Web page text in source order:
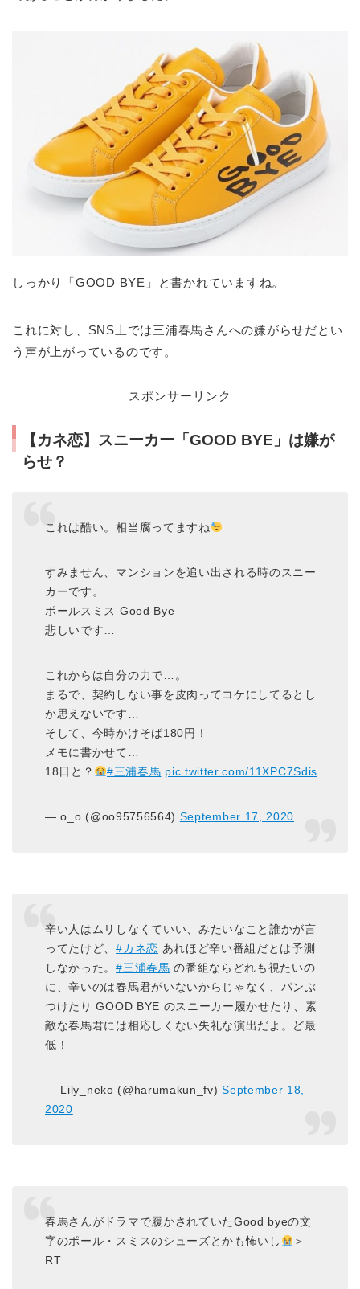
しっかり「GOOD BYE」と書かれていますね。
これに対し、SNS上では三浦春馬さんへの嫌がらせだとい
う声が上がっているのです。
スポンサーリンク
【カネ恋】スニーカー「GOOD BYE」は嫌が
らせ？
これは酷い。相当腐ってますね
すみません、マンションを追い出される時のスニー
カーです。
ポールスミス Good Bye
悲しいです…
これからは自分の力で…。
まるで、契約しない事を皮肉ってコケにしてるとし
か思えないです…
そして、今時かけそば180円！
メモに書かせて…
18日と？
#三浦春馬 pic.twitter.com/11XPC7Sdis
— o_o (@oo95756564) September 17, 2020
辛い人はムリしなくていい、みたいなこと誰かが言
ってたけど、#カネ恋 あれほど辛い番組だとは予測
しなかった。#三浦春馬 の番組ならどれも視たいの
に、辛いのは春馬君がいないからじゃなく、パンぶ
つけたり GOOD BYE のスニーカー履かせたり、素
敵な春馬君には相応しくない失礼な演出だよ。ど最
低！
— Lily_neko (@harumakun_fv)September 18,
2020
春馬さんがドラマで履かされていたGood byeの文
字のポール・スミスのシューズとかも怖いし
＞
RT